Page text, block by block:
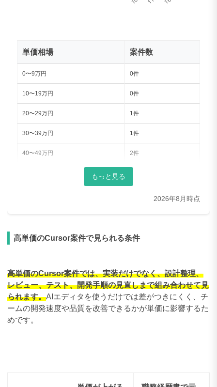
単価相場 案件数
0〜9万円 0件
10〜19万円 0件
20〜29万円 1件
30〜39万円 1件
40〜49万円 2件
100〜109万円 4件
110〜119万円
120〜129万円 0件
もっと見る
2026年8月時点
高単価のCursor案件で見られる条件
高単価のCursor案件では、実装だけでなく、設計整理、
レビュー、テスト、開発手順の見直しまで組み合わせて見
られます。AIエディタを使うだけでは差がつきにくく、チ
ームの開発速度や品質を改善できるかが単価に影響するた
めです。